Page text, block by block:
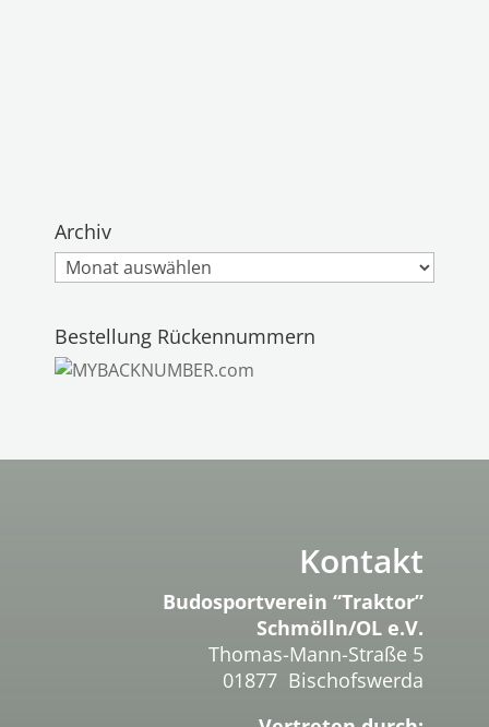
Archiv
Archiv
Bestellung Rückennummern
Kontakt
Budosportverein “Traktor”
Schmölln/OL e.V.
Thomas-Mann-Straße 5
01877 Bischofswerda